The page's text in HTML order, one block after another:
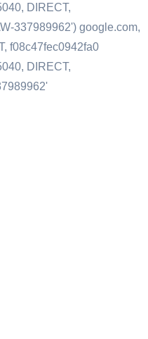
DIRECT,
337989962') google.com,
f08c47fec0942fa0
DIRECT,